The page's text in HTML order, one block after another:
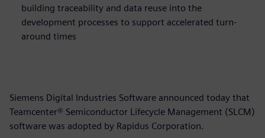
building traceability and data reuse into the
development processes to support accelerated turn-
around times
Siemens Digital Industries Software announced today that
Teamcenter® Semiconductor Lifecycle Management (SLCM)
software was adopted by Rapidus Corporation.